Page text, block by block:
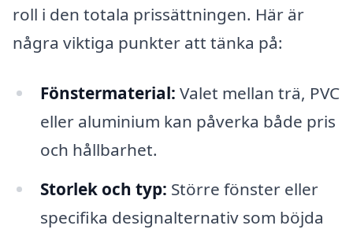
roll i den totala prissättningen. Här är
några viktiga punkter att tänka på:
Fönstermaterial: Valet mellan trä, PVC
eller aluminium kan påverka både pris
och hållbarhet.
Storlek och typ: Större fönster eller
specifika designalternativ som böjda